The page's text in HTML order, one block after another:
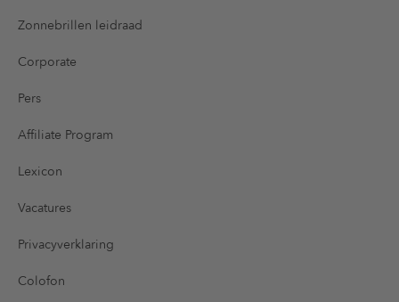
Zonnebrillen leidraad
Corporate
Pers
Affiliate Program
Lexicon
Vacatures
Privacyverklaring
Colofon